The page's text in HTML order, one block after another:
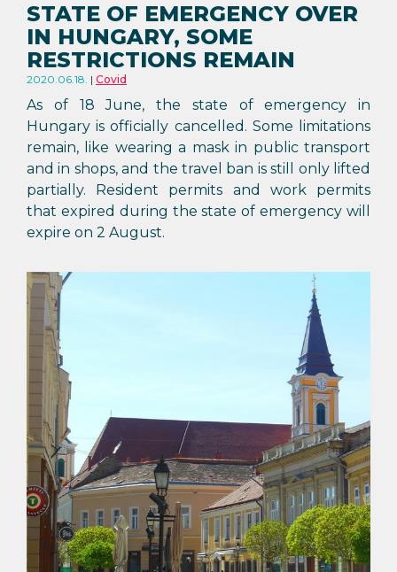
STATE OF EMERGENCY OVER
IN HUNGARY, SOME
RESTRICTIONS REMAIN
2020.06.18. Covid
As of 18 June, the state of emergency in
Hungary is officially cancelled. Some limitations
remain, like wearing a mask in public transport
and in shops, and the travel ban is still only lifted
partially. Resident permits and work permits
that expired during the state of emergency will
expire on 2 August.